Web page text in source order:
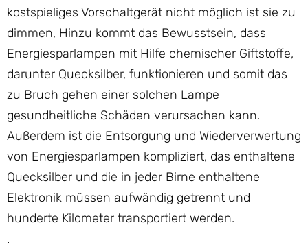
kostspieliges Vorschaltgerät nicht möglich ist sie zu
dimmen, Hinzu kommt das Bewusstsein, dass
Energiesparlampen mit Hilfe chemischer Giftstoffe,
darunter Quecksilber, funktionieren und somit das
zu Bruch gehen einer solchen Lampe
gesundheitliche Schäden verursachen kann.
Außerdem ist die Entsorgung und Wiederverwertung
von Energiesparlampen kompliziert, das enthaltene
Quecksilber und die in jeder Birne enthaltene
Elektronik müssen aufwändig getrennt und
hunderte Kilometer transportiert werden.
.